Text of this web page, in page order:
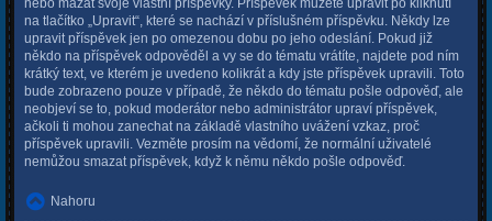
na tlačítko „Upravit“, které se nachází v příslušném příspěvku. Někdy lze
upravit příspěvek jen po omezenou dobu po jeho odeslání. Pokud již
někdo na příspěvek odpověděl a vy se do tématu vrátíte, najdete pod ním
krátký text, ve kterém je uvedeno kolikrát a kdy jste příspěvek upravili. Toto
bude zobrazeno pouze v případě, že někdo do tématu pošle odpověď, ale
neobjeví se to, pokud moderátor nebo administrátor upraví příspěvek,
ačkoli ti mohou zanechat na základě vlastního uvážení vzkaz, proč
příspěvek upravili. Vezměte prosím na vědomí, že normální uživatelé
nemůžou smazat příspěvek, když k němu někdo pošle odpověď.
Nahoru